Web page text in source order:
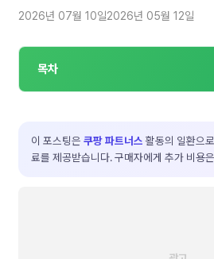
2026년 07월 10일2026년 05월 12일
목차
이 포스팅은 쿠팡 파트너스 활동의 일환으
료를 제공받습니다. 구매자에게 추가 비용